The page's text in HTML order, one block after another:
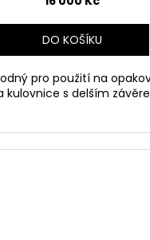
DO KOŠÍKU
pro použití na
kulovnice s delším